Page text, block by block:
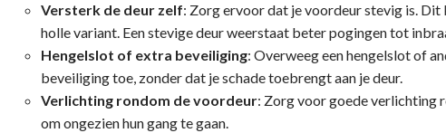
Versterk de deur zelf: Zorg ervoor dat je voordeur stevig is. Dit
holle variant. Een stevige deur weerstaat beter pogingen tot
Hengelslot of extra beveiliging: Overweeg een hengelslot of
beveiliging toe, zonder dat je schade toebrengt aan je deur.
Verlichting rondom de voordeur: Zorg voor goede verlichting
om ongezien hun gang te gaan.